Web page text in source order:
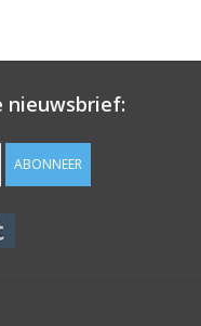
nieuwsbrief:
ABONNEER